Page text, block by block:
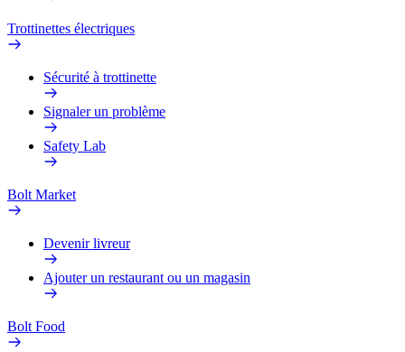
Trottinettes électriques
Sécurité à trottinette
Signaler un problème
Safety Lab
Bolt Market
Devenir livreur
Ajouter un restaurant ou un magasin
Bolt Food